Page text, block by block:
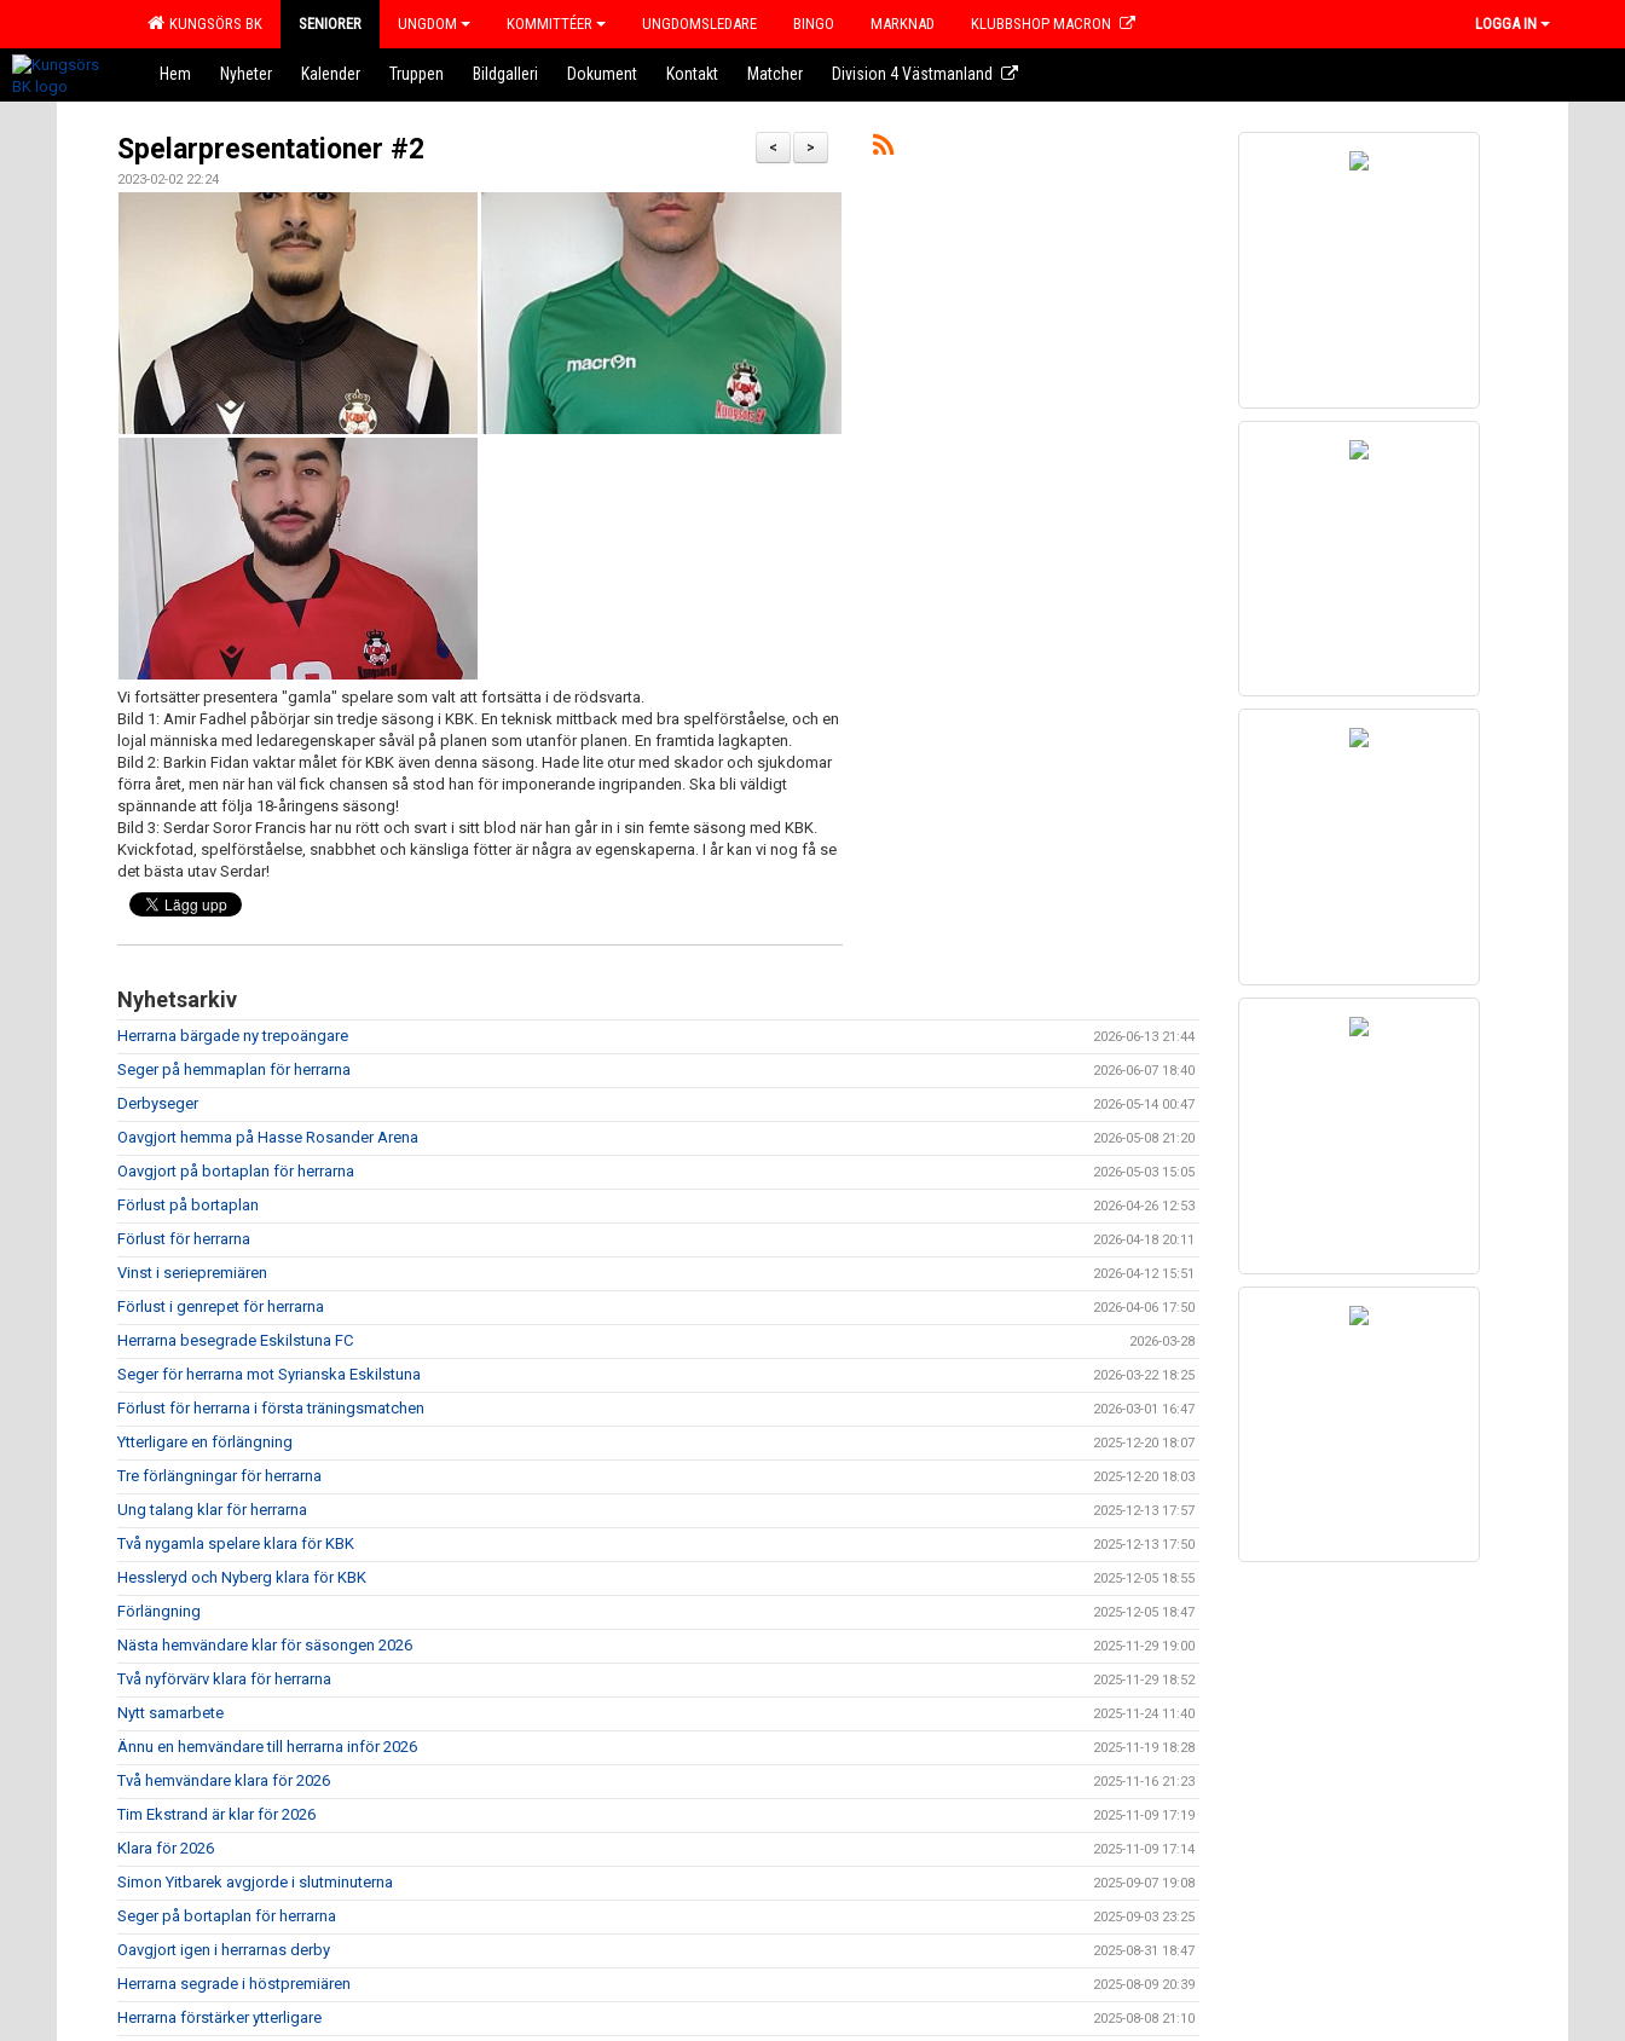
KUNGSÖRS BK SENIORER UNGDOM KOMMITTÉER UNGDOMSLEDARE BINGO MARKNAD KLUBBSHOP MACRON LOGGA IN
Hem Nyheter Kalender Truppen Bildgalleri Dokument Kontakt Matcher Division 4 Västmanland
>
<
Spelarpresentationer #2
2023-02-02 22:24
Vi fortsätter presentera "gamla" spelare som valt att fortsätta i de rödsvarta.
Bild 1: Amir Fadhel påbörjar sin tredje säsong i KBK. En teknisk mittback med bra spelförståelse, och en
lojal människa med ledaregenskaper såväl på planen som utanför planen. En framtida lagkapten.
Bild 2: Barkin Fidan vaktar målet för KBK även denna säsong. Hade lite otur med skador och sjukdomar
förra året, men när han väl fick chansen så stod han för imponerande ingripanden. Ska bli väldigt
spännande att följa 18-åringens säsong!
Bild 3: Serdar Soror Francis har nu rött och svart i sitt blod när han går in i sin femte säsong med KBK.
Kvickfotad, spelförståelse, snabbhet och känsliga fötter är några av egenskaperna. I år kan vi nog få se
det bästa utav Serdar!
Nyhetsarkiv
Herrarna bärgade ny trepoängare 2026-06-13 21:44
Seger på hemmaplan för herrarna 2026-06-07 18:40
Derbyseger 2026-05-14 00:47
Oavgjort hemma på Hasse Rosander Arena 2026-05-08 21:20
Oavgjort på bortaplan för herrarna 2026-05-03 15:05
Förlust på bortaplan 2026-04-26 12:53
Förlust för herrarna 2026-04-18 20:11
Vinst i seriepremiären 2026-04-12 15:51
Förlust i genrepet för herrarna 2026-04-06 17:50
Herrarna besegrade Eskilstuna FC 2026-03-28
Seger för herrarna mot Syrianska Eskilstuna 2026-03-22 18:25
Förlust för herrarna i första träningsmatchen 2026-03-01 16:47
Ytterligare en förlängning 2025-12-20 18:07
Tre förlängningar för herrarna 2025-12-20 18:03
Ung talang klar för herrarna 2025-12-13 17:57
Två nygamla spelare klara för KBK 2025-12-13 17:50
Hessleryd och Nyberg klara för KBK 2025-12-05 18:55
Förlängning 2025-12-05 18:47
Nästa hemvändare klar för säsongen 2026 2025-11-29 19:00
Två nyförvärv klara för herrarna 2025-11-29 18:52
Nytt samarbete 2025-11-24 11:40
Ännu en hemvändare till herrarna inför 2026 2025-11-19 18:28
Två hemvändare klara för 2026 2025-11-16 21:23
Tim Ekstrand är klar för 2026 2025-11-09 17:19
Klara för 2026 2025-11-09 17:14
Simon Yitbarek avgjorde i slutminuterna 2025-09-07 19:08
Seger på bortaplan för herrarna 2025-09-03 23:25
Oavgjort igen i herrarnas derby 2025-08-31 18:47
Herrarna segrade i höstpremiären 2025-08-09 20:39
Herrarna förstärker ytterligare 2025-08-08 21:10